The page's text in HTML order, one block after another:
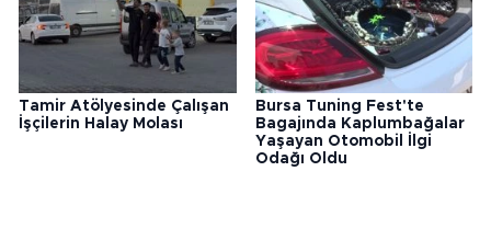
Tamir Atölyesinde Çalışan
İşçilerin Halay Molası
Bursa Tuning Fest'te
Bagajında Kaplumbağalar
Yaşayan Otomobil İlgi
Odağı Oldu